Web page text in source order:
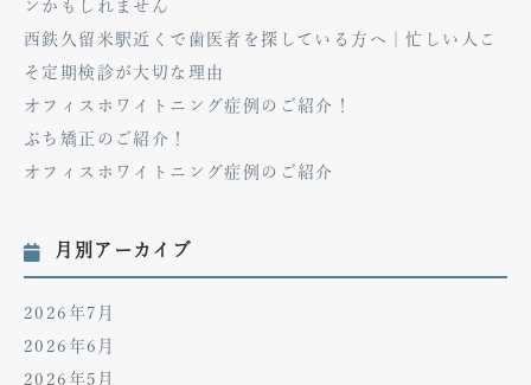
ンかもしれません
西鉄久留米駅近くで歯医者を探している方へ｜忙しい人こ
そ定期検診が大切な理由
オフィスホワイトニング症例のご紹介！
ぷち矯正のご紹介！
オフィスホワイトニング症例のご紹介
月別アーカイブ
2026年7月
2026年6月
2026年5月